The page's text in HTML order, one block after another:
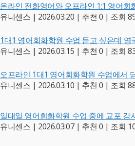
온라인 전화영어와 오프라인 1:1 영어
유니센스 | 2026.03.20 | 추천 0 | 조회
1대1 영어회화학원 수업 듣고 싶은데
유니센스 | 2026.03.15 | 추천 0 | 조회
오프라인 1대1 영어회화학원 수업에서
유니센스 | 2026.03.10 | 추천 0 | 조회
일대일 영어회화학원 수업 중에 교포
유니센스 | 2026.03.07 | 추천 0 | 조회